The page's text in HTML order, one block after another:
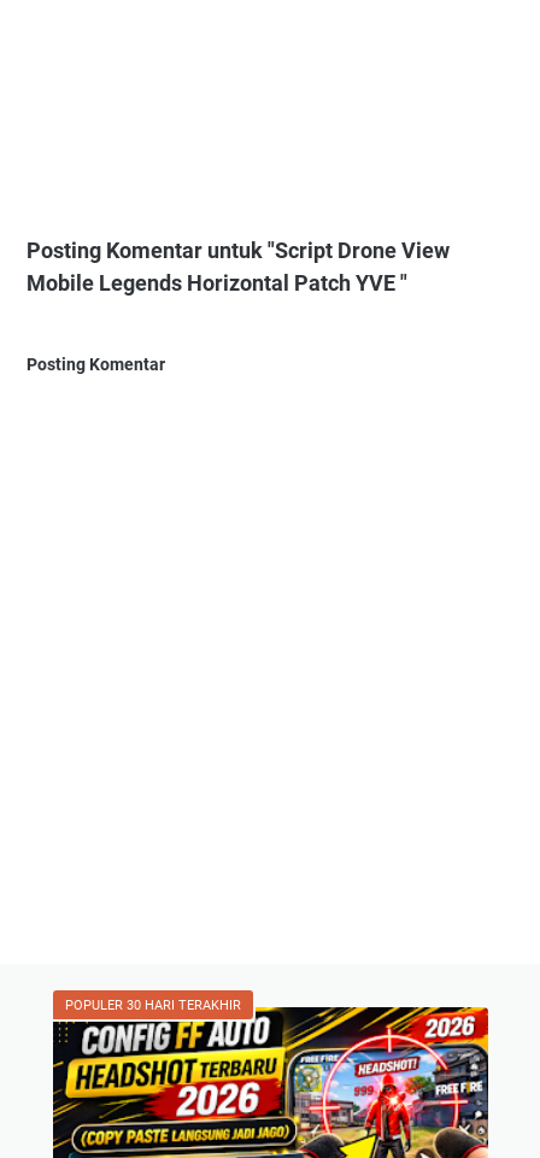
Posting Komentar untuk "Script Drone View
Mobile Legends Horizontal Patch YVE "
Posting Komentar
POPULER 30 HARI TERAKHIR